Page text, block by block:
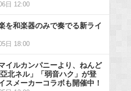
日 12:00
を和楽器のみで奏でる新ライ
日 18:00
イルカンパニーより、ねんど
北ネル」「弱音ハク」が登
スメーカーコラボも開催中！